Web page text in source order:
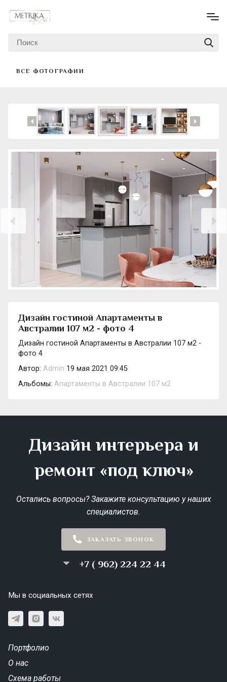
ВСЕ ФОТОГРАФИИ
Дизайн гостиной Апартаменты в
Австралии 107 м2 - фото 4
Дизайн гостиной Апартаменты в Австралии 107 м2 -
фото 4
Автор: Admin 19 мая 2021 09:45
Альбомы: Апартаменты в Австралии 107 м2
Дизайн интерьера и
ремонт «под ключ»
Остались вопросы? Закажите консультацию у наших
специалистов.
ЗАКАЗАТЬ ЗВОНОК
+7 ( 962) 224 22 44
Мы в социальных сетях
Портфолио
О нас
Схема работы